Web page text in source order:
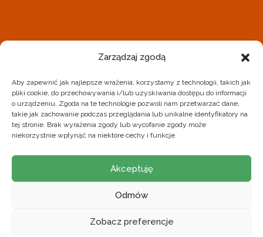
Zarządzaj zgodą
Aby zapewnić jak najlepsze wrażenia, korzystamy z technologii, takich jak
pliki cookie, do przechowywania i/lub uzyskiwania dostępu do informacji
o urządzeniu. Zgoda na te technologie pozwoli nam przetwarzać dane,
takie jak zachowanie podczas przeglądania lub unikalne identyfikatory na
tej stronie. Brak wyrażenia zgody lub wycofanie zgody może
niekorzystnie wpłynąć na niektóre cechy i funkcje.
Akceptuję
Odmów
Zobacz preferencje
REALIZATOREM PROJEKTU JEST STOWARZYSZENIE
BIELSKIE CENTRUM PRZEDSIĘBIORCZOŚCI
BIURO PROJEKTU
43-300 Bielsko-Biała ul. Zacisze 5
699-713-669
fbur@bcp.org.pl